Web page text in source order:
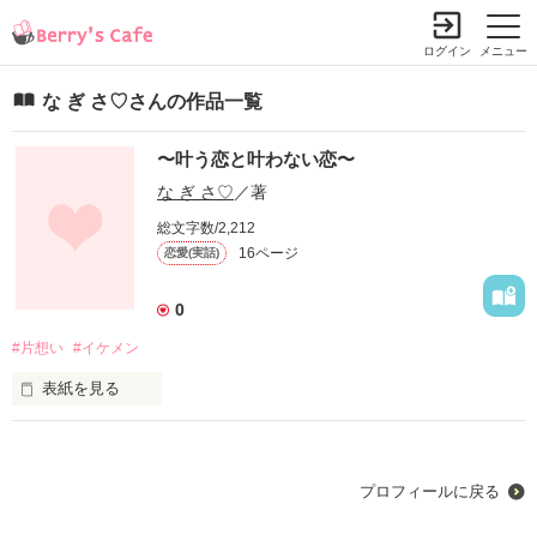
メニュー
ログイン
な ぎ さ♡さんの作品一覧
〜叶う恋と叶わない恋〜
な ぎ さ♡ ／著
総文字数/2,212
恋愛(実話) 16ページ
0
#片想い #イケメン
表紙を見る
プロフィールに戻る